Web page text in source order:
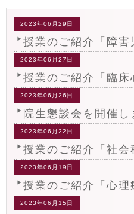
2023年06月29日
授業のご紹介「障害
2023年06月27日
授業のご紹介「臨
2023年06月26日
院生懇談会を開催し
2023年06月22日
授業のご紹介「社会
2023年06月19日
授業のご紹介「心理
2023年06月15日